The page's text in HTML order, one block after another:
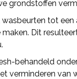
grondstoffen
tot
Dit
behandeld
verminderen